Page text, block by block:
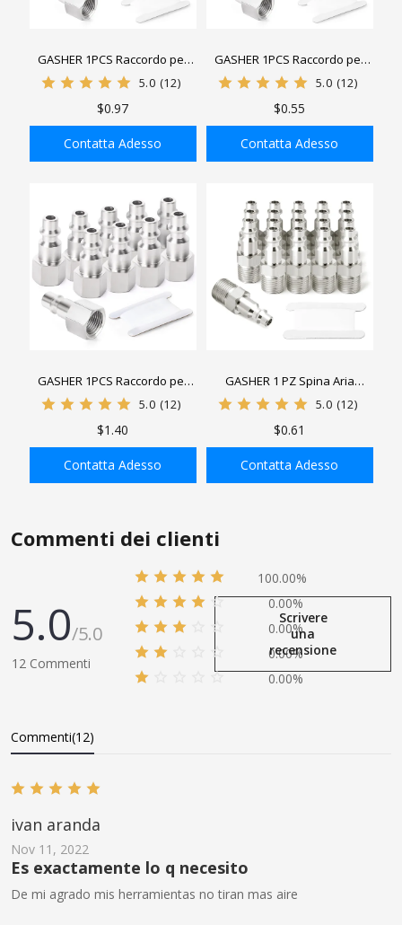
AGGIUNGI ALLA
GASHER 1PCS Raccordo per
utensile pneumatico
pressione di esercizio
massima 300PSI delle spine
pneumatiche
5.0 (12)
$0.97
Contatta Adesso
AGGIUNGI ALLA
GASHER 1PCS Raccordo per
utensile pneumatico
pneumatici ad alto flusso da
1/4 di pollice Pressione
massima di esercizio 300PSI
5.0 (12)
$0.55
Contatta Adesso
AGGIUNGI ALLA
GASHER 1PCS Raccordo per
utensile pneumatico
1/4 di pollice, tappi pneumatici
ad alto flusso da 3/8 di pollice
Pressione massima di
esercizio 300PSI
5.0 (12)
$1.40
Contatta Adesso
AGGIUNGI ALLA
GASHER 1 PZ Spina Aria
Industriale Maschio, Spine
1/4 di Pollice 300PSI
5.0 (12)
$0.61
Contatta Adesso
Commenti dei clienti
5.0/5.0
12 Commenti
100.00%
0.00%
0.00%
0.00%
0.00%
Scrivere
una
recensione
Commenti(12)
ivan aranda
Nov 11, 2022
Es exactamente lo q necesito
De mi agrado mis herramientas no tiran mas aire